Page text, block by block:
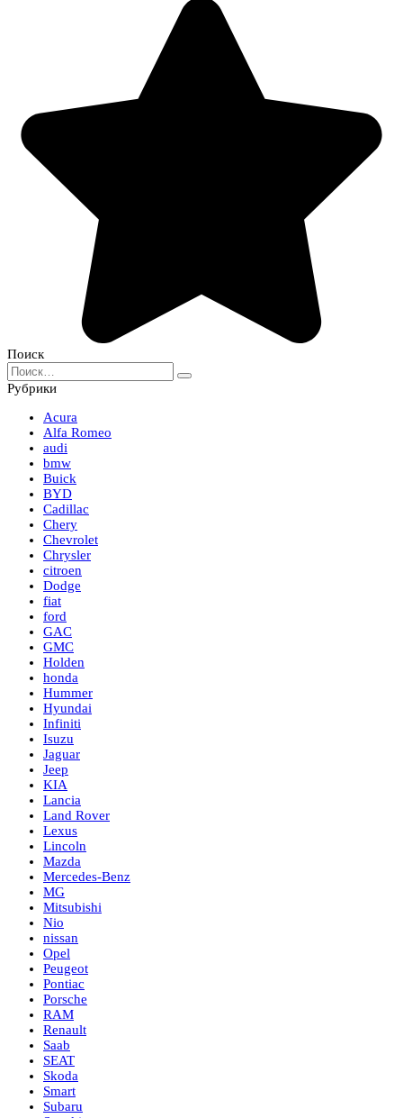
Поиск
Search
for:
Рубрики
Acura
Alfa Romeo
audi
bmw
Buick
BYD
Cadillac
Chery
Chevrolet
Chrysler
citroen
Dodge
fiat
ford
GAC
GMC
Holden
honda
Hummer
Hyundai
Infiniti
Isuzu
Jaguar
Jeep
KIA
Lancia
Land Rover
Lexus
Lincoln
Mazda
Mercedes-Benz
MG
Mitsubishi
Nio
nissan
Opel
Peugeot
Pontiac
Porsche
RAM
Renault
Saab
SEAT
Skoda
Smart
Subaru